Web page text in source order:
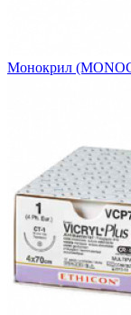
Монокрил